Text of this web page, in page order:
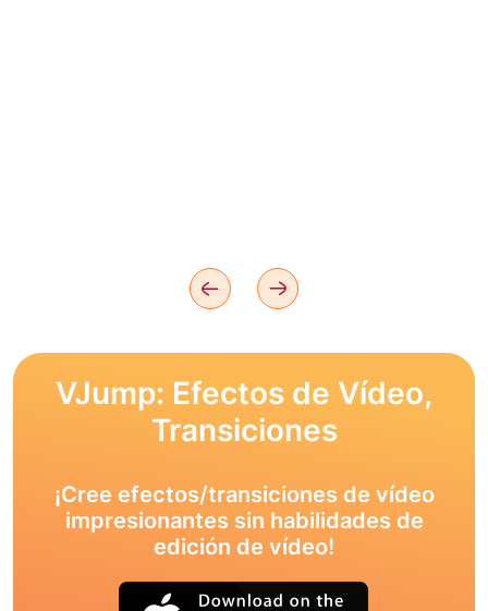
VJump: Efectos de Vídeo,
Transiciones
¡Cree efectos/transiciones de vídeo
impresionantes sin habilidades de
edición de vídeo!